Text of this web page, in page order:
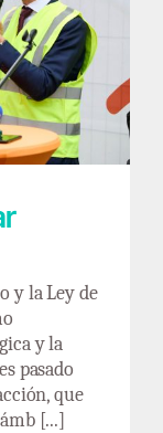
y energía
y la Ley de
y la
pasado
que
[...]